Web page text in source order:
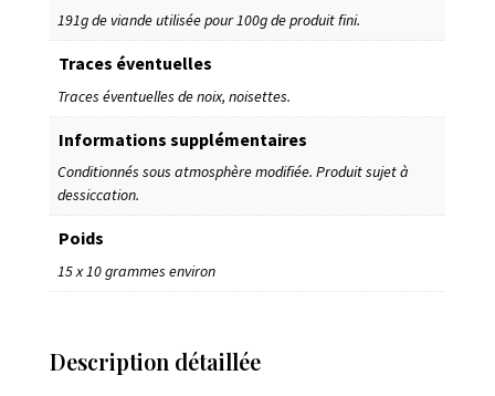
191g de viande utilisée pour 100g de produit fini.
Traces éventuelles
Traces éventuelles de noix, noisettes.
Informations supplémentaires
Conditionnés sous atmosphère modifiée. Produit sujet à
dessiccation.
Poids
15 x 10 grammes environ
Description détaillée